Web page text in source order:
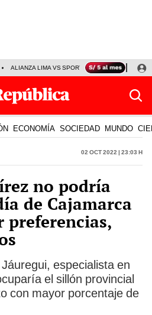
ALIANZA LIMA VS SPORT BOYS JORGE
ECONOMÍA SOCIEDAD MUNDO
02 Oct 2022 | 23:03 h
no podría
de Cajamarca
preferencias,
especialista en
el sillón provincial
con mayor porcentaje de